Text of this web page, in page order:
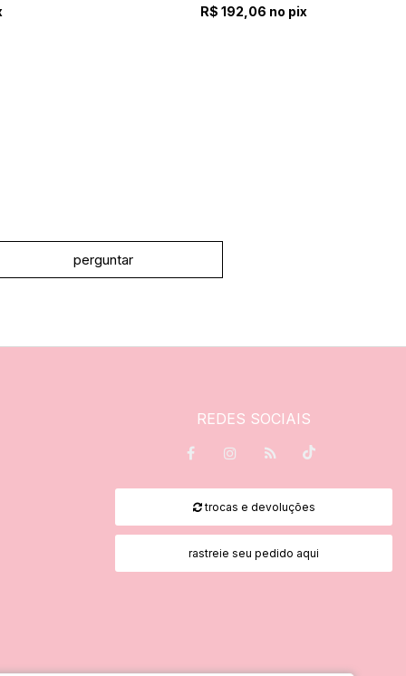
R$ 192,06 no pix
perguntar
REDES SOCIAIS
trocas e devoluções
rastreie seu pedido aqui